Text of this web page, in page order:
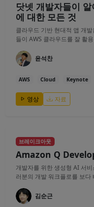
닷넷 개발자들이
에 대한 모든 것
클라우드 기반 현대적 앱 개
들이 AWS 클라우드를 잘 활
윤석찬
AWS Cloud Keynote
영상 자료
브레이크아웃
Amazon Q
개발자를 위한 생성형 AI 서
러분의 개발 워크플로를 보다
김순근